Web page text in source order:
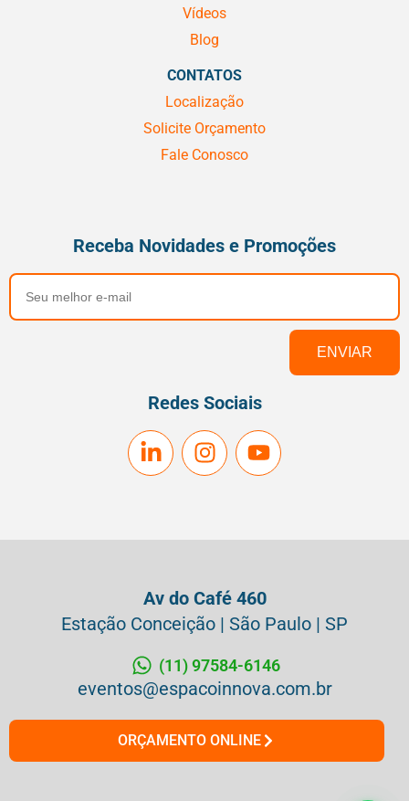
Vídeos
Blog
CONTATOS
Localização
Solicite Orçamento
Fale Conosco
Receba Novidades e Promoções
Redes Sociais
Av do Café 460
Estação Conceição | São Paulo | SP
(11) 97584-6146
eventos@espacoinnova.com.br
ORÇAMENTO ONLINE